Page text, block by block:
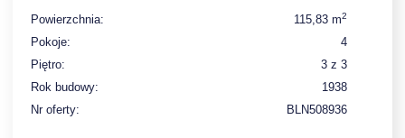
Powierzchnia: 115,83 m2
Pokoje:
4
Piętro:
3 z 3
Rok budowy:
1938
Nr oferty:
BLN508936